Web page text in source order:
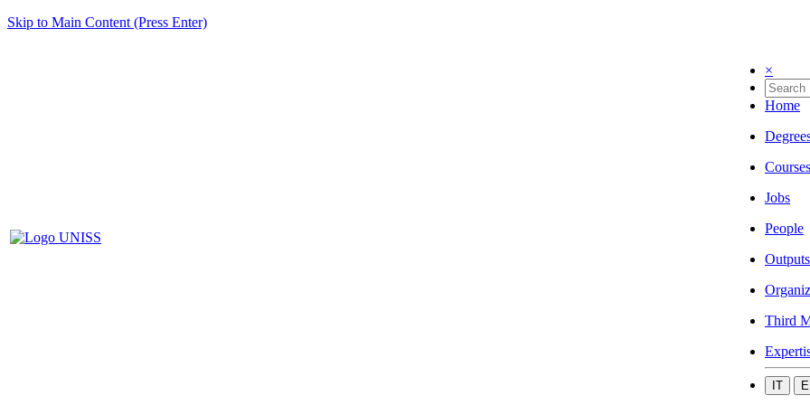
Skip to Main Content (Press Enter)
×
Home
Courses
Jobs
People
Outputs
Third
IT